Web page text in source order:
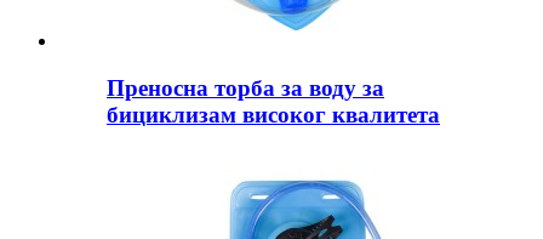
Преносна торба за воду за
бициклизам високог квалитета